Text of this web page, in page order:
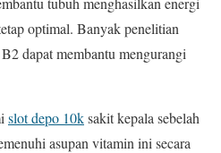
optimal. Banyak penelitian
dapat membantu mengurangi
slot depo 10ksakit kepala sebelah
asupan vitamin ini secara